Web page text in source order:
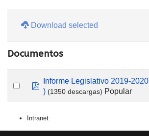
Download selected
Documentos
pdf
Informe Legislativo 2019-2020
) (1350 descargas) Popular
Intranet